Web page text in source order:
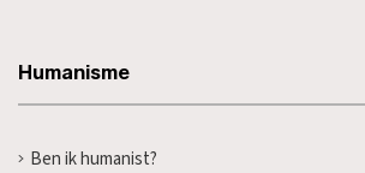
Humanisme
Ben ik humanist?